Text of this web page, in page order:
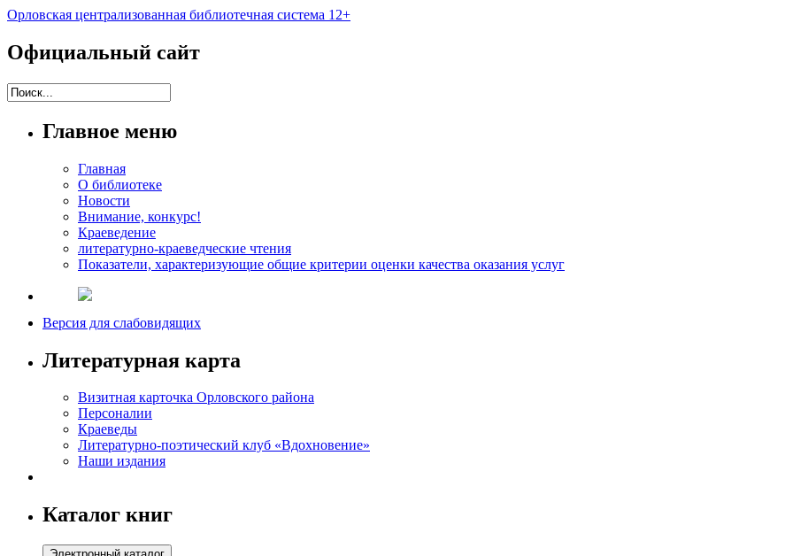
Орловская централизованная библиотечная система 12+
Официальный сайт
Главное меню
Главная
О библиотеке
Новости
Внимание, конкурс!
Краеведение
литературно-краеведческие чтения
Показатели, характеризующие общие критерии оценки качества оказания услуг
Версия для слабовидящих
Литературная карта
Визитная карточка Орловского района
Персоналии
Краеведы
Литературно-поэтический клуб «Вдохновение»
Наши издания
Каталог книг